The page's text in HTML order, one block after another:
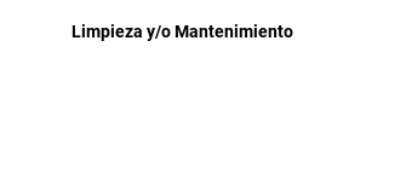
Limpieza y/o Mantenimiento